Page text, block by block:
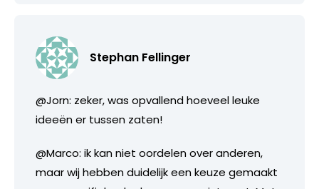
Stephan Fellinger
@Jorn: zeker, was opvallend hoeveel leuke
ideeën er tussen zaten!
@Marco: ik kan niet oordelen over anderen,
maar wij hebben duidelijk een keuze gemaakt